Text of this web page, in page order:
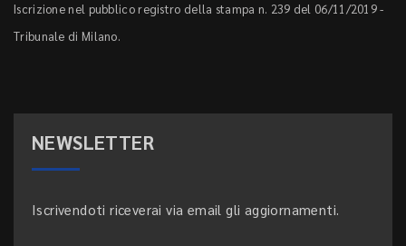
Iscrizione nel pubblico registro della stampa n. 239 del 06/11/2019 -
Tribunale di Milano.
NEWSLETTER
Iscrivendoti riceverai via email gli aggiornamenti.